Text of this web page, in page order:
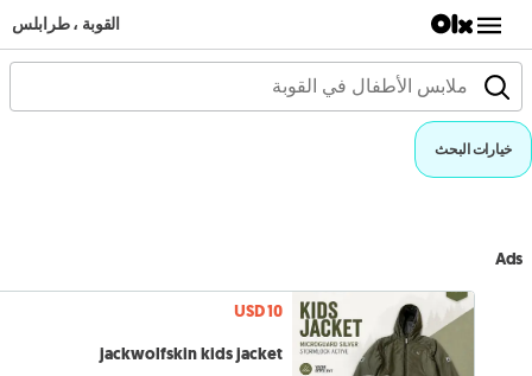
القوبة ، طرابلس
خيارات البحث
Ads
USD 10
jackwolfskin kids jacket